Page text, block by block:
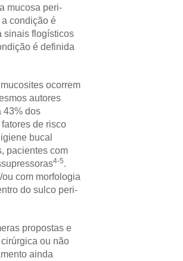
mucosa peri-
condição é
sinais flogísticos
é definida
ocorrem
autores
43% dos
de risco
bucal
pacientes com
4-5.
com morfologia
do sulco peri-
propostas e
ou não
ainda